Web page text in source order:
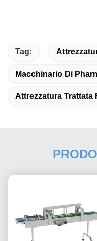
Tag:
Macchinario Di
Attrezzatura Trattata